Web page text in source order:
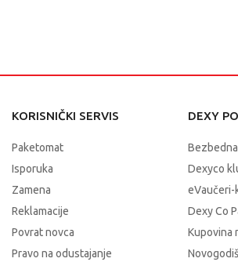
KORISNIČKI SERVIS
Paketomat
Isporuka
Zamena
Reklamacije
Povrat novca
Pravo na odustajanje
DEXY
Dexyco
Dexy Co
Kupovina